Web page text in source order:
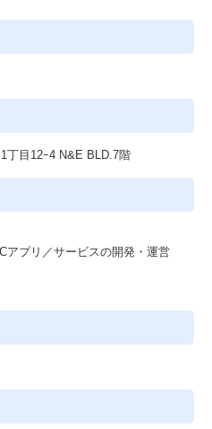
丁目12ｰ4 N&E BLD.7階
アプリ／サービスの開発・運営